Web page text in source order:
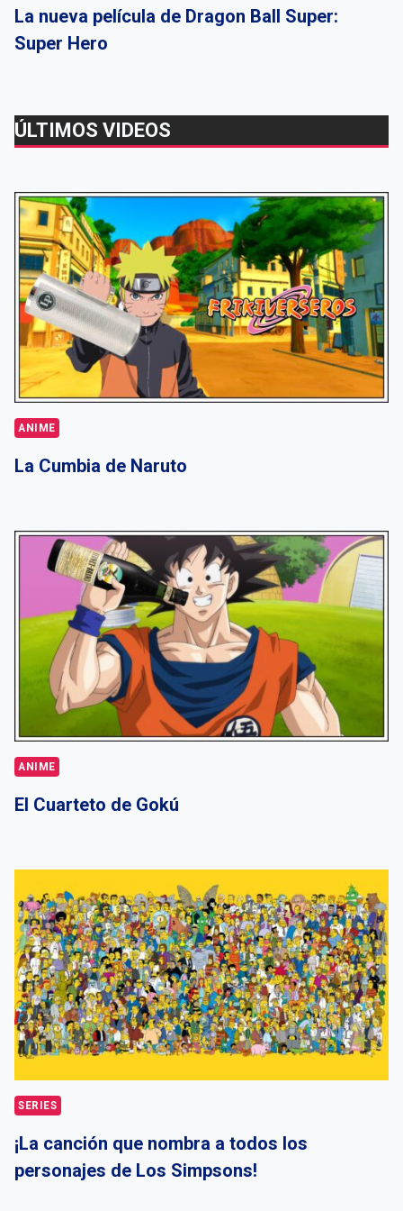
La nueva película de Dragon Ball Super:
Super Hero
ÚLTIMOS VIDEOS
ANIME
La Cumbia de Naruto
ANIME
El Cuarteto de Gokú
SERIES
¡La canción que nombra a todos los
personajes de Los Simpsons!